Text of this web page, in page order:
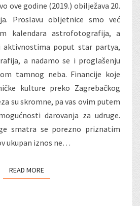
ove godine (2019.) obilježava 20.
Proslavu obljetnice smo već
kalendara astrofotografija, a
poput star partya,
a nadamo se i proglašenju
tamnog neba. Financije koje
kulture preko Zagrebačkog
su skromne, pa vas ovim putem
darovanja za udruge.
smatra se porezno priznatim
ukupan iznos ne…
READ MOREREAD MORE